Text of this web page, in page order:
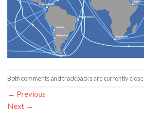
Both comments and trackbacks are currently
← Previous
Next →